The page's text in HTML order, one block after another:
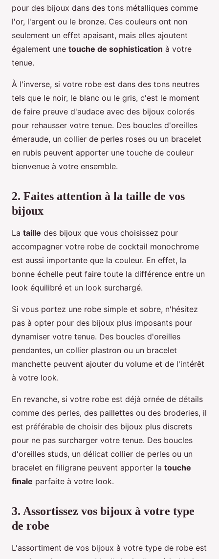
pour des bijoux dans des tons métalliques comme
l'or, l'argent ou le bronze. Ces couleurs ont non
seulement un effet apaisant, mais elles ajoutent
également une touche de sophistication à votre
tenue.
À l'inverse, si votre robe est dans des tons neutres
tels que le noir, le blanc ou le gris, c'est le moment
de faire preuve d'audace avec des bijoux colorés
pour rehausser votre tenue. Des boucles d'oreilles
émeraude, un collier de perles roses ou un bracelet
en rubis peuvent apporter une touche de couleur
bienvenue à votre ensemble.
2. Faites attention à la taille de vos
bijoux
La taille des bijoux que vous choisissez pour
accompagner votre robe de cocktail monochrome
est aussi importante que la couleur. En effet, la
bonne échelle peut faire toute la différence entre un
look équilibré et un look surchargé.
Si vous portez une robe simple et sobre, n'hésitez
pas à opter pour des bijoux plus imposants pour
dynamiser votre tenue. Des boucles d'oreilles
pendantes, un collier plastron ou un bracelet
manchette peuvent ajouter du volume et de l'intérêt
à votre look.
En revanche, si votre robe est déjà ornée de détails
comme des perles, des paillettes ou des broderies, il
est préférable de choisir des bijoux plus discrets
pour ne pas surcharger votre tenue. Des boucles
d'oreilles studs, un délicat collier de perles ou un
bracelet en filigrane peuvent apporter la touche
finale parfaite à votre look.
3. Assortissez vos bijoux à votre type
de robe
L'assortiment de vos bijoux à votre type de robe est